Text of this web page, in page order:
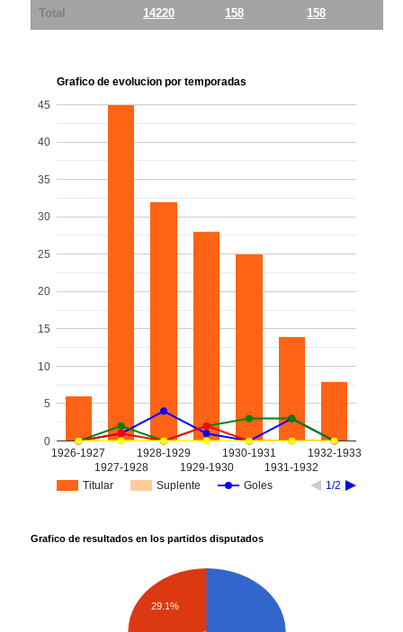
Total 14220 158 158
Grafico de evolucion por temporadas
Titular Suplente Goles 1/2
1926-1927
1927-1928
1928-1929
1929-1930
1930-1931
1931-1932
1932-1933
0
5
10
15
20
25
30
35
40
45
Grafico de resultados en los partidos disputados
29.1%